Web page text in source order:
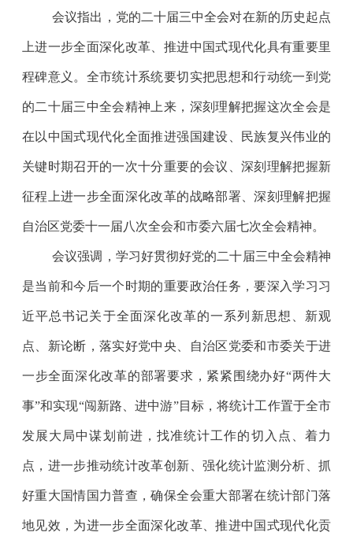
会议指出，党的二十届三中全会对在新的历史起点
上进一步全面深化改革、推进中国式现代化具有重要里
程碑意义。全市统计系统要切实把思想和行动统一到党
的二十届三中全会精神上来，深刻理解把握这次全会是
在以中国式现代化全面推进强国建设、民族复兴伟业的
关键时期召开的一次十分重要的会议、深刻理解把握新
征程上进一步全面深化改革的战略部署、深刻理解把握
自治区党委十一届八次全会和市委六届七次全会精神。
会议强调， 学习好贯彻好党的二十届三中全会精神
是当前和今后一个时期的重要政治任务，要深入学习习
近平总书记关于全面深化改革的一系列新思想、新观
点、新论断，落实好党中央、自治区党委和市委关于进
一步全面深化改革的部署要求，紧紧围绕办好“两件大
事”和实现“闯新路、进中游”目标，将统计工作置于全市
发展大局中谋划前进，找准统计工作的切入点、着力
点，进一步推动统计改革创新、强化统计监测分析、抓
好重大国情国力普查，确保全会重大部署在统计部门落
地见效，为进一步全面深化改革、推进中国式现代化贡